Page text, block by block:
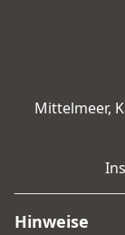
Mittelmeer,
Hinweise